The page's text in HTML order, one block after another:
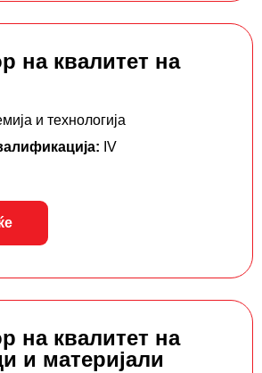
на квалитет на
и технологија
IV
на квалитет на
и материјали